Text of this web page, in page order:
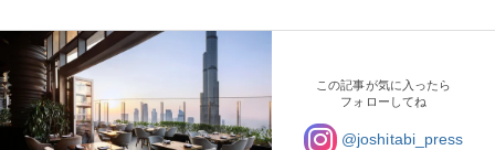
この記事が気に入ったら
フォローしてね
@joshitabi_press